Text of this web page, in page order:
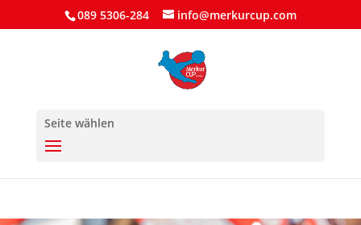
089 5306-284 info@merkurcup.com
Seite wählen